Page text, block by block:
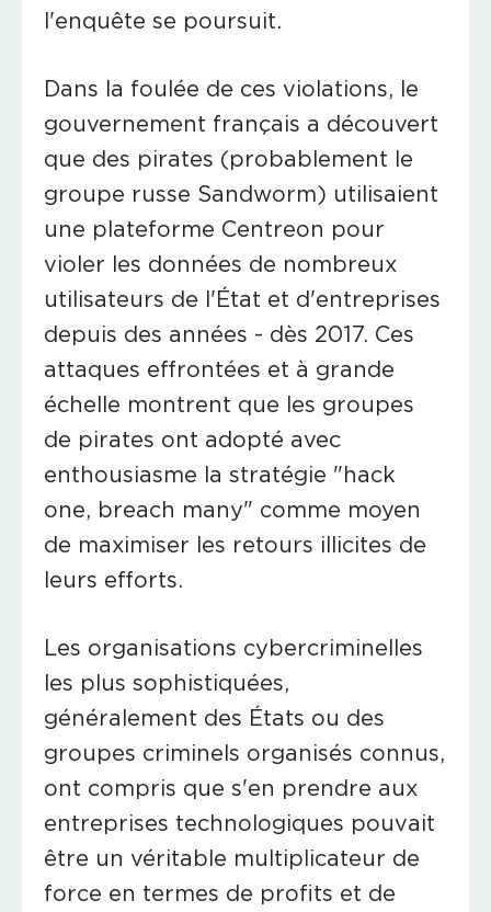
l'enquête se poursuit.
Dans la foulée de ces violations, le
gouvernement français a découvert
que des pirates (probablement le
groupe russe Sandworm) utilisaient
une plateforme Centreon pour
violer les données de nombreux
utilisateurs de l'État et d'entreprises
depuis des années - dès 2017. Ces
attaques effrontées et à grande
échelle montrent que les groupes
de pirates ont adopté avec
enthousiasme la stratégie "hack
one, breach many" comme moyen
de maximiser les retours illicites de
leurs efforts.
Les organisations cybercriminelles
les plus sophistiquées,
généralement des États ou des
groupes criminels organisés connus,
ont compris que s'en prendre aux
entreprises technologiques pouvait
être un véritable multiplicateur de
force en termes de profits et de